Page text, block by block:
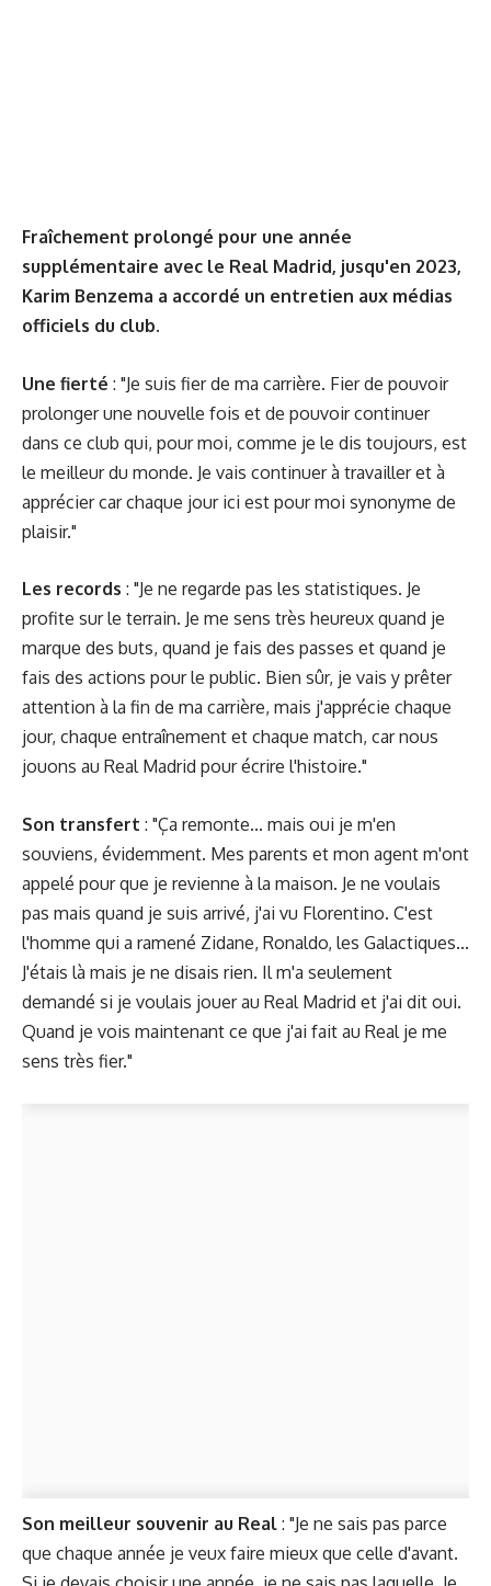
Fraîchement prolongé pour une année
supplémentaire avec le Real Madrid, jusqu'en 2023,
Karim Benzema a accordé un entretien aux médias
officiels du club.
Une fierté : "Je suis fier de ma carrière. Fier de pouvoir
prolonger une nouvelle fois et de pouvoir continuer
dans ce club qui, pour moi, comme je le dis toujours, est
le meilleur du monde. Je vais continuer à travailler et à
apprécier car chaque jour ici est pour moi synonyme de
plaisir."
Les records : "Je ne regarde pas les statistiques. Je
profite sur le terrain. Je me sens très heureux quand je
marque des buts, quand je fais des passes et quand je
fais des actions pour le public. Bien sûr, je vais y prêter
attention à la fin de ma carrière, mais j'apprécie chaque
jour, chaque entraînement et chaque match, car nous
jouons au Real Madrid pour écrire l'histoire."
Son transfert : "Ça remonte... mais oui je m'en
souviens, évidemment. Mes parents et mon agent m'ont
appelé pour que je revienne à la maison. Je ne voulais
pas mais quand je suis arrivé, j'ai vu Florentino. C'est
l'homme qui a ramené Zidane, Ronaldo, les Galactiques...
J'étais là mais je ne disais rien. Il m'a seulement
demandé si je voulais jouer au Real Madrid et j'ai dit oui.
Quand je vois maintenant ce que j'ai fait au Real je me
sens très fier."
Son meilleur souvenir au Real : "Je ne sais pas parce
que chaque année je veux faire mieux que celle d'avant.